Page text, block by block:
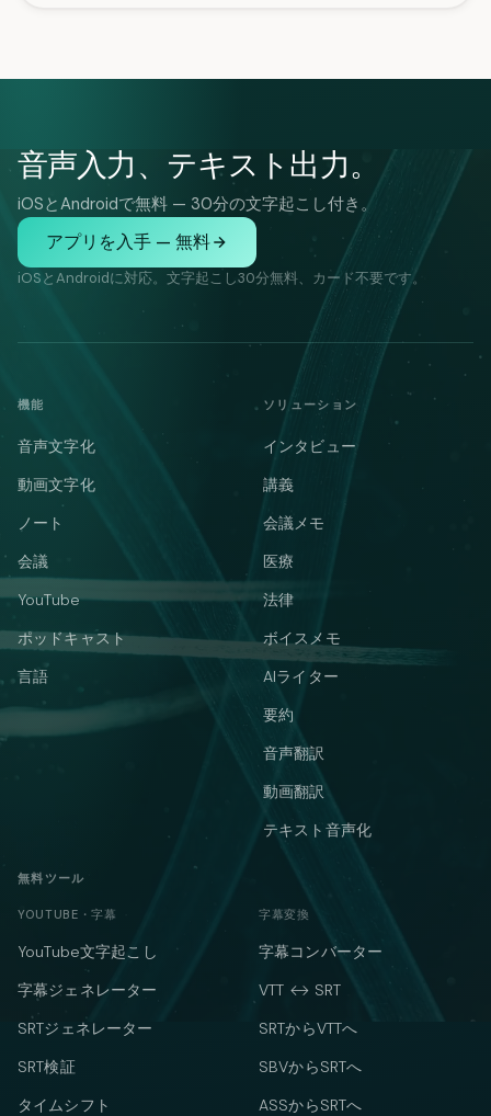
音声入力、テキスト出力。
iOSとAndroidで無料 — 30分の文字起こし付き。
アプリを入手 — 無料
iOSとAndroidに対応。文字起こし30分無料、カード不要です。
機能
音声文字化
動画文字化
ノート
会議
YouTube
ポッドキャスト
言語
ソリューション
インタビュー
講義
会議メモ
医療
法律
ボイスメモ
AIライター
要約
音声翻訳
動画翻訳
テキスト音声化
無料ツール
YOUTUBE・字幕
YouTube文字起こし
字幕ジェネレーター
SRTジェネレーター
SRT検証
タイムシフト
字幕変換
字幕コンバーター
VTT ↔ SRT
SRTからVTTへ
SBVからSRTへ
ASSからSRTへ